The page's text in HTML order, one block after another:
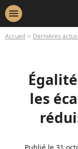
menu
Accueil Dernières actus
les
Publié le 31